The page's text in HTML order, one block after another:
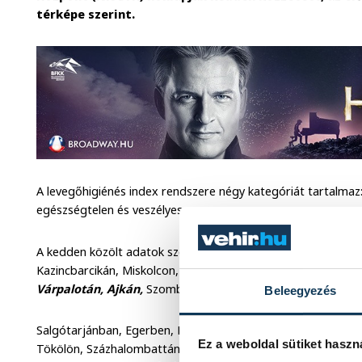
Beleegyezés
Ez a weboldal sütiket
térképe szerint.
A levegőhigiénés index rendszere négy kategóriát
egészségtelen és veszélyes.
A kedden közölt adatok szerintveszélyes a levegő
Kazincbarcikán, Miskolcon, valamint Nyíregyházán,
Várpalotán, Ajkán, Szombathelyen, Győrben és
Salgótarjánban, Egerben, Debrecenben, Sajószentpéteren,
Tökölön, Százhalombattán, Tatabányán, Székesfehérváron,